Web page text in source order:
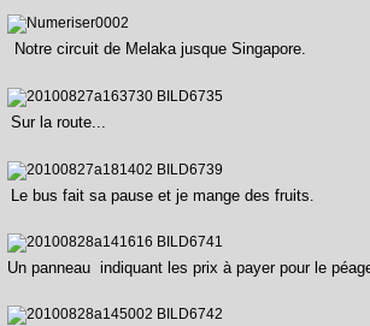
Notre circuit de Melaka jusque Singapore.
Sur la route...
Le bus fait sa pause et je mange des fruits.
Un panneau indiquant les prix à payer pour le